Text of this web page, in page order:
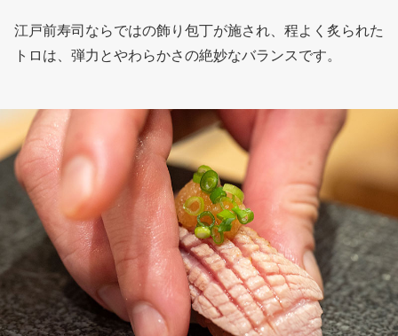
江戸前寿司ならではの飾り包丁が施され、程よく炙られた
トロは、弾力とやわらかさの絶妙なバランスです。